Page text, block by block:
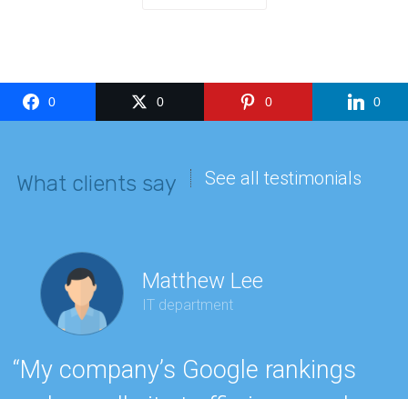
0 0 0 0
What clients say See all testimonials
Matthew Lee
IT department
“My company’s Google rankings